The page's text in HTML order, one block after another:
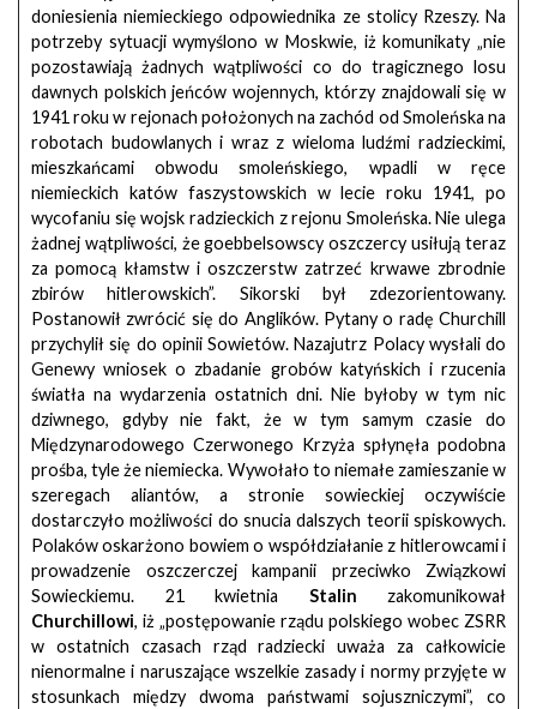
doniesienia niemieckiego odpowiednika ze stolicy Rzeszy. Na
potrzeby sytuacji wymyślono w Moskwie, iż komunikaty „nie
pozostawiają żadnych wątpliwości co do tragicznego losu
dawnych polskich jeńców wojennych, którzy znajdowali się w
1941 roku w rejonach położonych na zachód od Smoleńska na
robotach budowlanych i wraz z wieloma ludźmi radzieckimi,
mieszkańcami obwodu smoleńskiego, wpadli w ręce
niemieckich katów faszystowskich w lecie roku 1941, po
wycofaniu się wojsk radzieckich z rejonu Smoleńska. Nie ulega
żadnej wątpliwości, że goebbelsowscy oszczercy usiłują teraz
za pomocą kłamstw i oszczerstw zatrzeć krwawe zbrodnie
zbirów hitlerowskich”. Sikorski był zdezorientowany.
Postanowił zwrócić się do Anglików. Pytany o radę Churchill
przychylił się do opinii Sowietów. Nazajutrz Polacy wysłali do
Genewy wniosek o zbadanie grobów katyńskich i rzucenia
światła na wydarzenia ostatnich dni. Nie byłoby w tym nic
dziwnego, gdyby nie fakt, że w tym samym czasie do
Międzynarodowego Czerwonego Krzyża spłynęła podobna
prośba, tyle że niemiecka. Wywołało to niemałe zamieszanie w
szeregach aliantów, a stronie sowieckiej oczywiście
dostarczyło możliwości do snucia dalszych teorii spiskowych.
Polaków oskarżono bowiem o współdziałanie z hitlerowcami i
prowadzenie oszczerczej kampanii przeciwko Związkowi
Sowieckiemu. 21 kwietnia Stalin zakomunikował
Churchillowi, iż „postępowanie rządu polskiego wobec ZSRR
w ostatnich czasach rząd radziecki uważa za całkowicie
nienormalne i naruszające wszelkie zasady i normy przyjęte w
stosunkach między dwoma państwami sojuszniczymi”, co